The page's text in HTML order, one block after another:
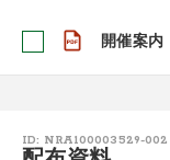
開催案内
ID: NRA100003529-002